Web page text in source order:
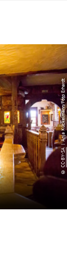
©
CC-BY-SA
| Anja Kückelmann/Foto Erhardt